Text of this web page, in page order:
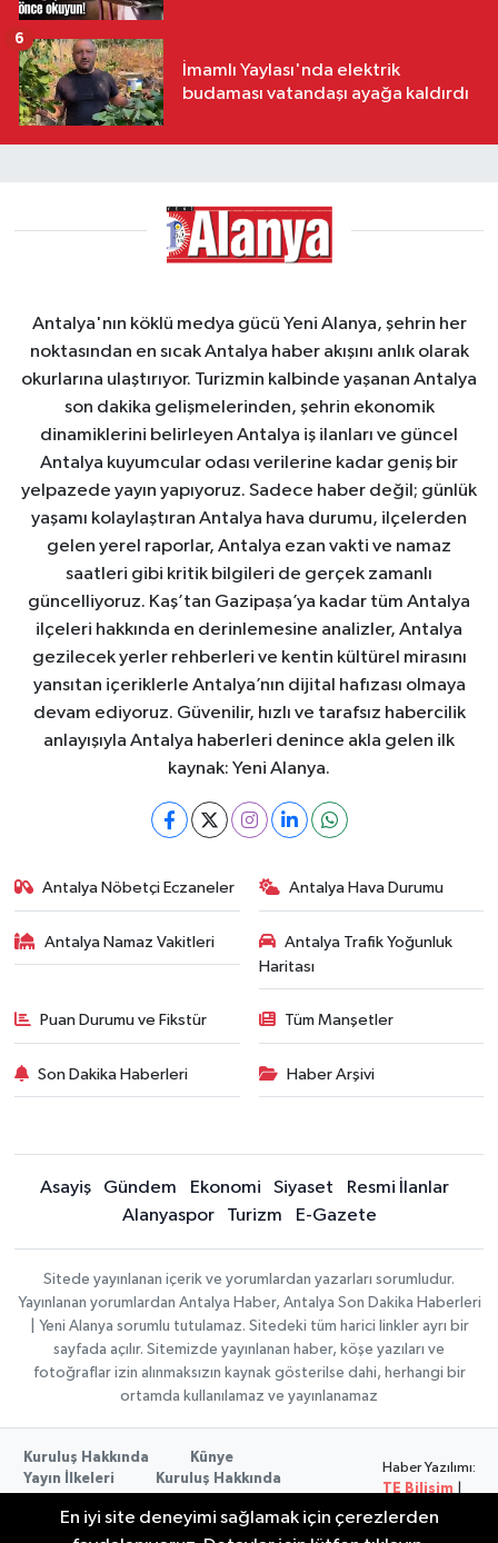
İmamlı Yaylası'nda elektrik
budaması vatandaşı ayağa kaldırdı
6
Antalya'nın köklü medya gücü Yeni Alanya, şehrin her
noktasından en sıcak Antalya haber akışını anlık olarak
okurlarına ulaştırıyor. Turizmin kalbinde yaşanan Antalya
son dakika gelişmelerinden, şehrin ekonomik
dinamiklerini belirleyen Antalya iş ilanları ve güncel
Antalya kuyumcular odası verilerine kadar geniş bir
yelpazede yayın yapıyoruz. Sadece haber değil; günlük
yaşamı kolaylaştıran Antalya hava durumu, ilçelerden
gelen yerel raporlar, Antalya ezan vakti ve namaz
saatleri gibi kritik bilgileri de gerçek zamanlı
güncelliyoruz. Kaş’tan Gazipaşa’ya kadar tüm Antalya
ilçeleri hakkında en derinlemesine analizler, Antalya
gezilecek yerler rehberleri ve kentin kültürel mirasını
yansıtan içeriklerle Antalya’nın dijital hafızası olmaya
devam ediyoruz. Güvenilir, hızlı ve tarafsız habercilik
anlayışıyla Antalya haberleri denince akla gelen ilk
kaynak: Yeni Alanya.
Antalya Nöbetçi Eczaneler Antalya Hava Durumu
Antalya Namaz Vakitleri
Antalya Trafik Yoğunluk
Haritası
Puan Durumu ve Fikstür Tüm Manşetler
Son Dakika Haberleri Haber Arşivi
Asayiş Gündem Ekonomi Siyaset
Resmi İlanlar
Alanyaspor
Turizm E-Gazete
Sitede yayınlanan içerik ve yorumlardan yazarları sorumludur.
Yayınlanan yorumlardan Antalya Haber, Antalya Son Dakika Haberleri
| Yeni Alanya sorumlu tutulamaz. Sitedeki tüm harici linkler ayrı bir
sayfada açılır. Sitemizde yayınlanan haber, köşe yazıları ve
fotoğraflar izin alınmaksızın kaynak gösterilse dahi, herhangi bir
ortamda kullanılamaz ve yayınlanamaz
Kuruluş Hakkında
Künye
Yayın İlkeleri
Kuruluş Hakkında
Kullanım Şartları
Haber Yazılımı:
TE Bilişim
Copyright ©
En iyi site deneyimi sağlamak için çerezlerden